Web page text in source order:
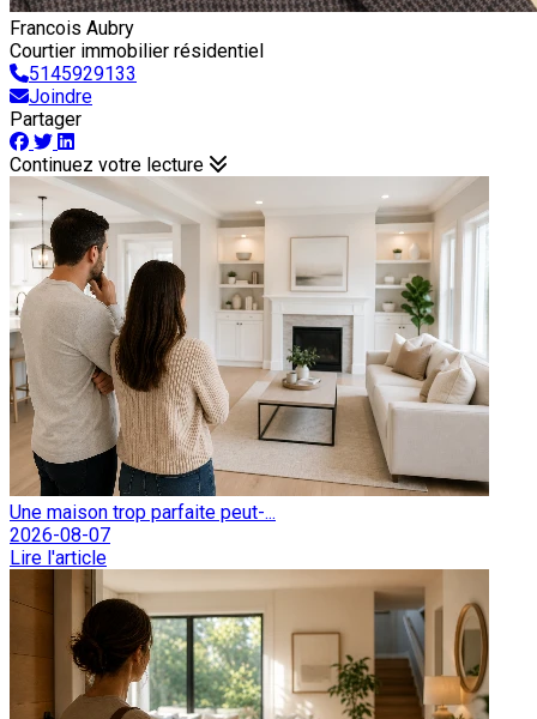
Francois Aubry
Courtier immobilier résidentiel
5145929133
Joindre
Partager
Continuez votre lecture
Une maison trop parfaite peut-...
2026-08-07
Lire l'article